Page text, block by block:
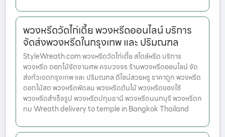
พวงหรีดวัดไก่เตี้ย พวงหรีดออนไลน์ บริการ
จัดส่งพวงหรีดในกรุงเทพ และ ปริมณฑล
StyleWreath.com พวงหรีดวัดไก่เตี้ย สไตล์หรีด บริการ
พวงหรีด ดอกไม้จัดงานศพ ครบวงจร ร้านพวงหรีดออนไลน์ จัด
ส่งทั่วเขตกรุงเทพ และ ปริมณฑล ดีไซน์สวยหรู ราคาถูก พวงหรีด
ดอกไม้สด พวงหรีดพัดลม พวงหรีดต้นไม้ พวงหรีดของใช้
พวงหรีดสำเร็จรูป พวงหรีดปทุมธานี พวงหรีดนนทบุรี พวงหรีดก
ทม Wreath delivery to temple in Bangkok Thailand